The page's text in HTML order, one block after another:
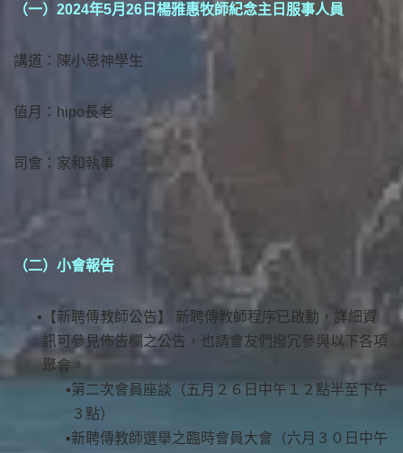
（一）2024年5月26日楊雅惠牧師紀念主日服事人員
講道：陳小恩神學生
值月：hipo長老
司會：家和執事
（二）小會報告
【新聘傳教師公告】 新聘傳教師程序已啟動，詳細資
訊可參見佈告欄之公告，也請會友們撥冗參與以下各項
聚會。
第二次會員座談（五月２６日中午１２點半至下午
３點）
新聘傳教師選舉之臨時會員大會（六月３０日中午